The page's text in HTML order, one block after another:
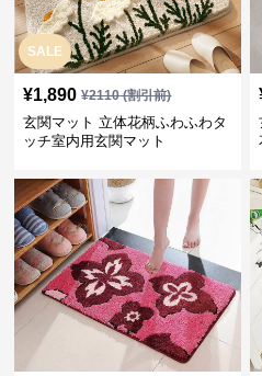
SALE
¥1,890 ¥2110(割引前)
玄関マット 立体花柄ふわふわタ
ッチ室内用玄関マット